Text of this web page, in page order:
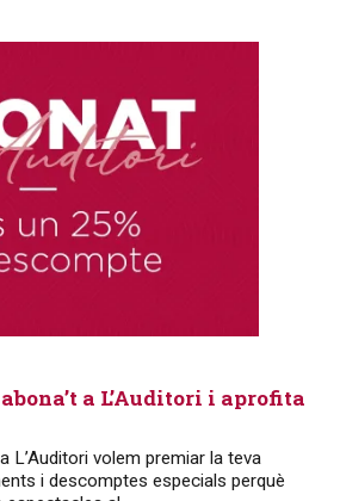
a L’Auditori i aprofita
L’Auditori volem premiar la teva
i descomptes especials perquè